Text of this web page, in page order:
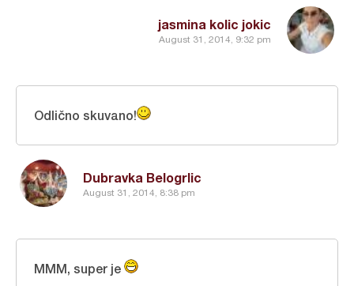
jasmina kolic jokic
August 31, 2014, 9:32 pm
Dubravka Belogrlic
August 31, 2014, 8:38 pm
Odlično skuvano!
MMM, super je